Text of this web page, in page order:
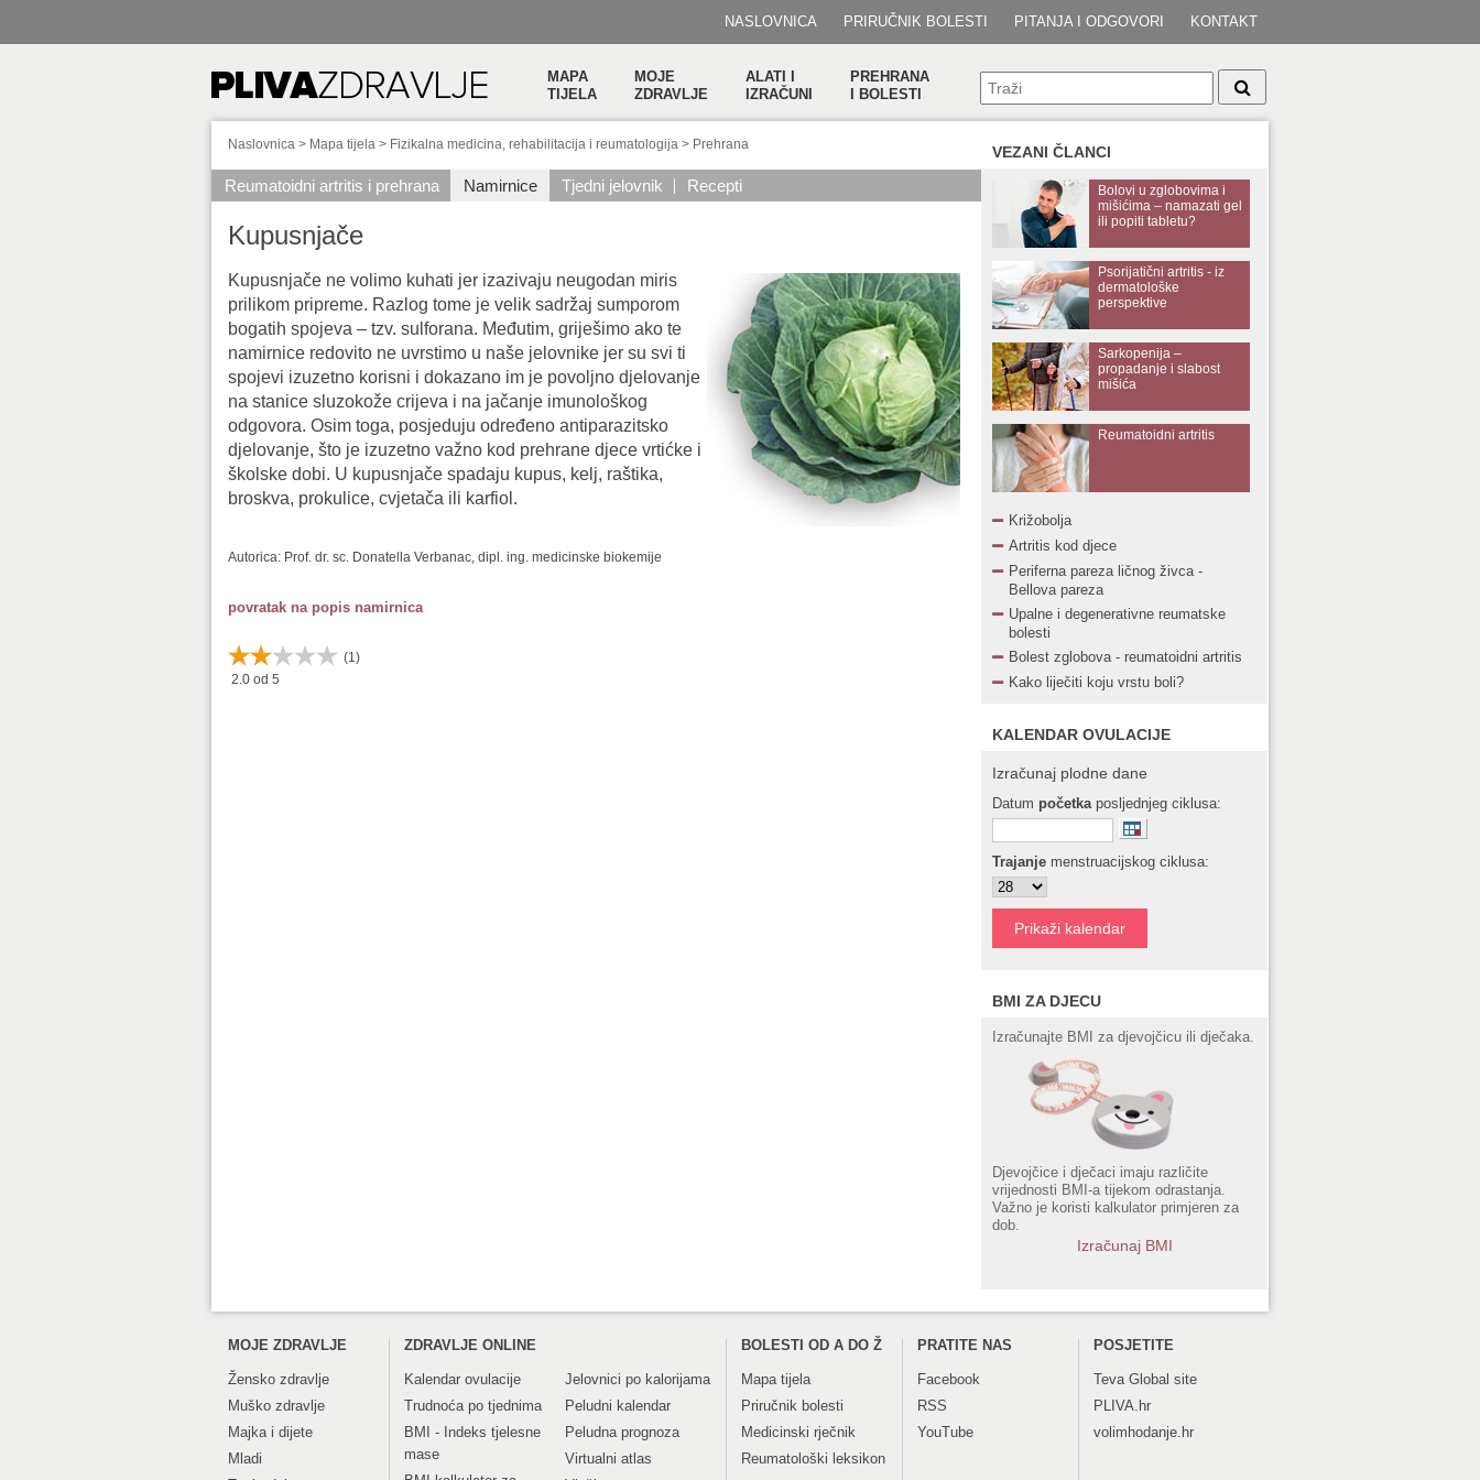
NASLOVNICA PRIRUČNIK BOLESTI PITANJA I ODGOVORI KONTAKT
MAPA
TIJELA
MOJE
ZDRAVLJE
ALATI I
IZRAČUNI
PREHRANA
I BOLESTI
Naslovnica > Mapa tijela > Fizikalna medicina, rehabilitacija i reumatologija > Prehrana
Reumatoidni artritis i prehrana Namirnice Tjedni jelovnik Recepti
Kupusnjače
Kupusnjače ne volimo kuhati jer izazivaju neugodan miris
prilikom pripreme. Razlog tome je velik sadržaj sumporom
bogatih spojeva – tzv. sulforana. Međutim, griješimo ako te
namirnice redovito ne uvrstimo u naše jelovnike jer su svi ti
spojevi izuzetno korisni i dokazano im je povoljno djelovanje
na stanice sluzokože crijeva i na jačanje imunološkog
odgovora. Osim toga, posjeduju određeno antiparazitsko
djelovanje, što je izuzetno važno kod prehrane djece vrtićke i
školske dobi. U kupusnjače spadaju kupus, kelj, raštika,
broskva, prokulice, cvjetača ili karfiol.
Autorica: Prof. dr. sc. Donatella Verbanac, dipl. ing. medicinske biokemije
povratak na popis namirnica
(1)
2.0 od 5
VEZANI ČLANCI
Bolovi u zglobovima i
mišićima – namazati gel
ili popiti tabletu?
Psorijatični artritis - iz
dermatološke
perspektive
Sarkopenija –
propadanje i slabost
mišića
Reumatoidni artritis
Križobolja
Artritis kod djece
Periferna pareza ličnog živca -
Bellova pareza
Upalne i degenerativne reumatske
bolesti
Bolest zglobova - reumatoidni artritis
Kako liječiti koju vrstu boli?
KALENDAR OVULACIJE
Izračunaj plodne dane
Datum početkaposljednjeg ciklusa:
Trajanje menstruacijskog ciklusa:
BMI ZA DJECU
Izračunajte BMI za djevojčicu ili dječaka.
Djevojčice i dječaci imaju različite
vrijednosti BMI-a tijekom odrastanja.
Važno je koristi kalkulator primjeren za
dob.
Izračunaj BMI
MOJE ZDRAVLJE
Žensko zdravlje
Muško zdravlje
Majka i dijete
Mladi
ZDRAVLJE ONLINE
Kalendar ovulacije
Trudnoća po tjednima
BMI - Indeks tjelesne
mase
Jelovnici po kalorijama
Peludni kalendar
Peludna prognoza
Virtualni atlas
BOLESTI OD A DO Ž
Mapa tijela
Priručnik bolesti
Medicinski rječnik
Reumatološki leksikon
PRATITE NAS
Facebook
RSS
YouTube
POSJETITE
Teva Global site
PLIVA.hr
volimhodanje.hr